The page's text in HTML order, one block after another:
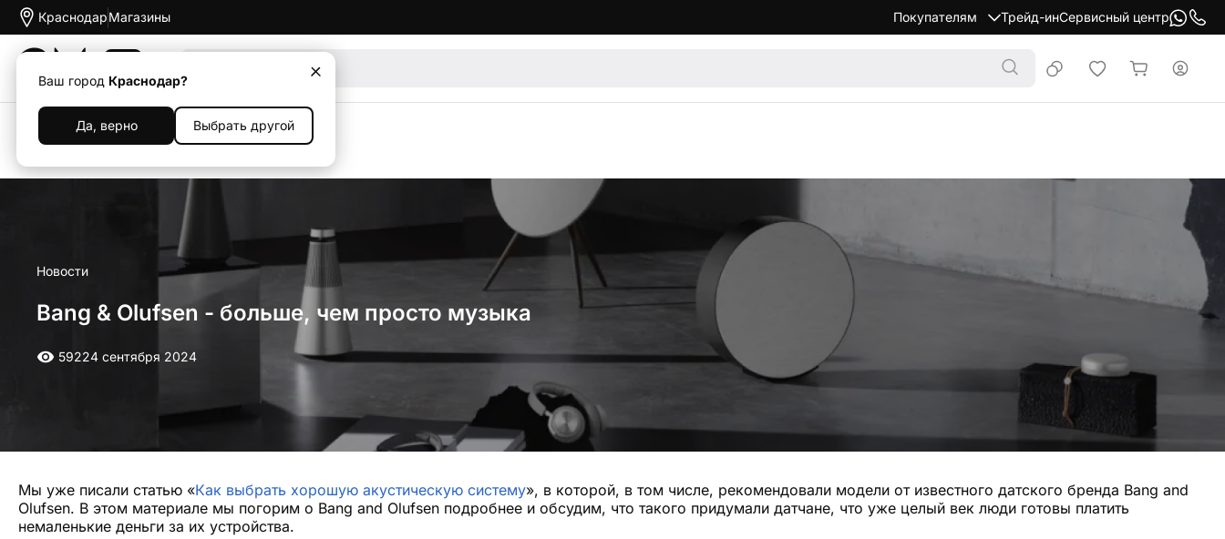
Краснодар
Ваш город Краснодар?
Да, верно Выбрать другой
Магазины Покупателям Трейд-инСервисный центр
Новости
Bang & Olufsen - больше, чем просто музыка
59224 сентября 2024
Мы уже писали статью «Как выбрать хорошую акустическую систему», в которой, в том числе, рекомендовали модели от известного датского бренда Bang and
Olufsen. В этом материале мы погорим о Bang and Olufsen подробнее и обсудим, что такого придумали датчане, что уже целый век люди готовы платить
немаленькие деньги за их устройства.